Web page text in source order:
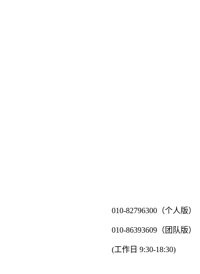
010-82796300（个人版）
010-86393609（团队版）
(工作日 9:30-18:30)